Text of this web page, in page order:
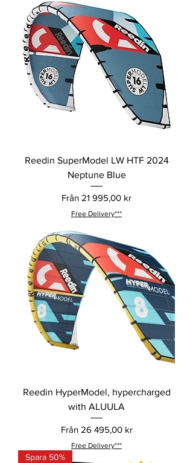
Reedin SuperModel LW HTF 2024
Neptune Blue
Från 21 995,00 kr
Reapris
Free Delivery***
Reedin HyperModel, hypercharged
with ALUULA
Från 26 495,00 kr
Reapris
Free Delivery***
Spara 50%